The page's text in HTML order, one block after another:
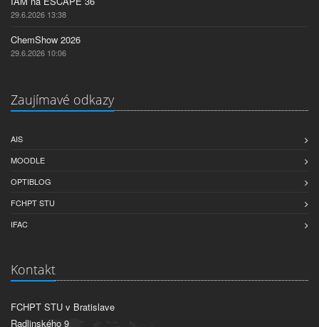
29.6.2026 13:38
ChemShow 2026
29.6.2026 10:06
Zaujímavé odkazy
AIS
MOODLE
OPTIBLOG
FCHPT STU
IFAC
Kontakt
FCHPT STU v Bratislave
Radlinského 9